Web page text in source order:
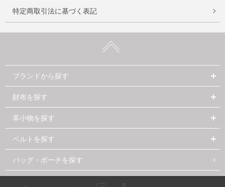
特定商取引法に基づく表記
ブランドから探す
財布を探す
革小物を探す
ベルトを探す
バッグ・ポーチを探す